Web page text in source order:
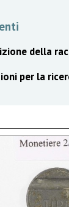
della
per la